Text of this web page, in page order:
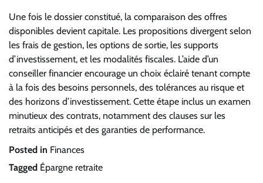
Une fois le dossier constitué, la comparaison des offres
disponibles devient capitale. Les propositions divergent selon
les frais de gestion, les options de sortie, les supports
d’investissement, et les modalités fiscales. L’aide d’un
conseiller financier encourage un choix éclairé tenant compte
à la fois des besoins personnels, des tolérances au risque et
des horizons d’investissement. Cette étape inclus un examen
minutieux des contrats, notamment des clauses sur les
retraits anticipés et des garanties de performance.
Posted in Finances
Tagged Épargne retraite